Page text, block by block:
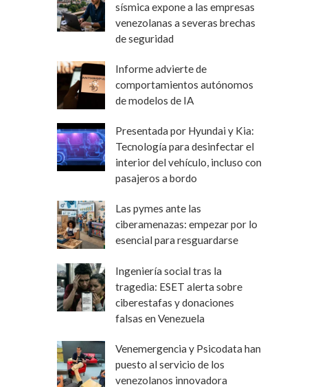
sísmica expone a las empresas
venezolanas a severas brechas
de seguridad
Informe advierte de
comportamientos autónomos
de modelos de IA
Presentada por Hyundai y Kia:
Tecnología para desinfectar el
interior del vehículo, incluso con
pasajeros a bordo
Las pymes ante las
ciberamenazas: empezar por lo
esencial para resguardarse
Ingeniería social tras la
tragedia: ESET alerta sobre
ciberestafas y donaciones
falsas en Venezuela
Venemergencia y Psicodata han
puesto al servicio de los
venezolanos innovadora